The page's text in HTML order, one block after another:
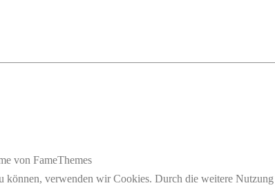
von FameThemes
können, verwenden wir Cookies. Durch die weitere